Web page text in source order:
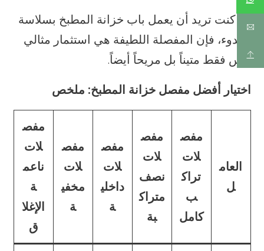
إذا كنت تريد أن يعمل باب خزانة المطبخ بسلاسة
وهدوء، فإن المفصلة اللطيفة هي استثمار مثالي
ليس فقط متيناً بل مريحاً أيضاً.
اختيار أفضل مفصل خزانة المطبخ: ملخص
العام
ل
مفص
لات
تراك
ب
كامل
مفص
لات
نصف
متراك
بة
مفص
لات
داخلي
ة
مفص
لات
مخفي
ة
مفص
لات
ناعم
ة
الإغلا
ق